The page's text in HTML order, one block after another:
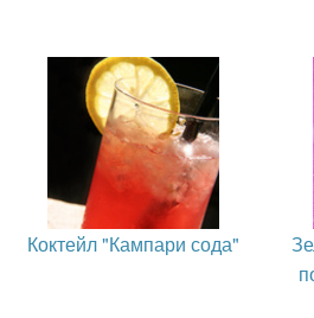
Коктейл "Кампари сода"